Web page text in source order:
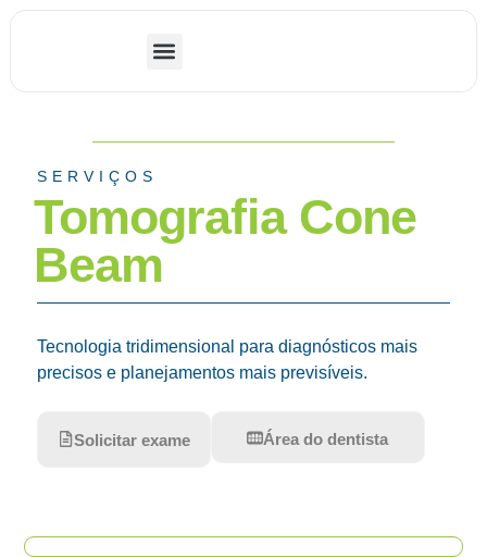
SERVIÇOS
Tomografia Cone
Beam
Tecnologia tridimensional para diagnósticos mais
precisos e planejamentos mais previsíveis.
Solicitar exame Área do dentista